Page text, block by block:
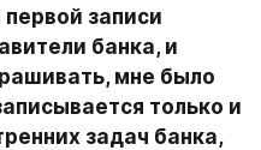
записи
банка, и
мне было
только и
задач банка,